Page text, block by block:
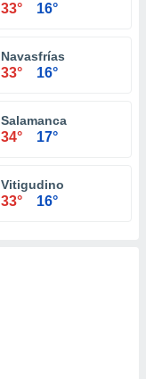
33° 16°
Navasfrías
33° 16°
Salamanca
34° 17°
Vitigudino
33° 16°